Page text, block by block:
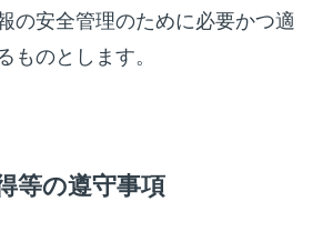
の安全管理のために必要かつ適
ものとします。
等の遵守事項